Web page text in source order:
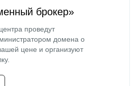
брокер»
проведут
домена о
цене и организуют